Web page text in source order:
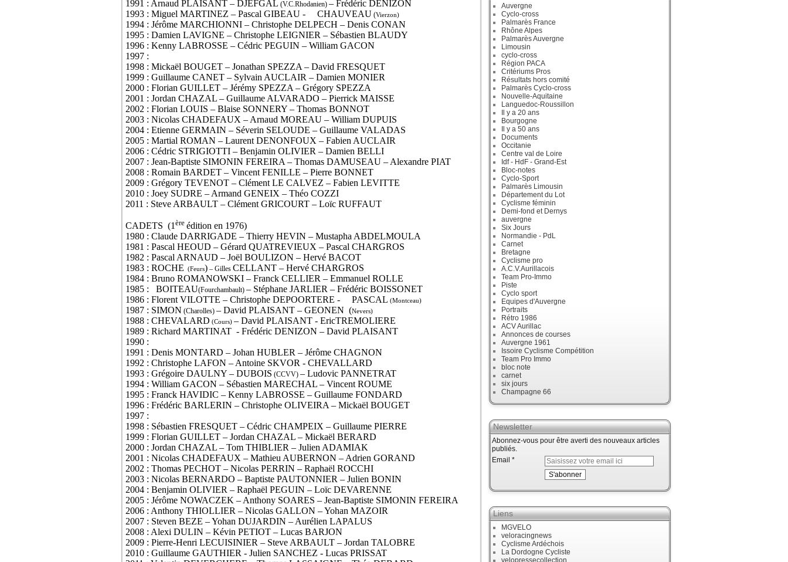
1991 : Arnaud PLAISANT – DJEFGAL (V.C.Rhodanien) – Frédéric DENIZON
1993 : Miguel MARTINEZ – Pascal GIBEAU -
CHAUVEAU (Vierzon)
1994 : Jérôme MARCHIONNI – Christophe DELPECH – Denis CONAN
1995 : Damien LAVIGNE – Christophe LEIGNIER – Sébastien BLAUDY
1996 : Kenny LABROSSE – Cédric PEGUIN – William GACON
1997 :
1998 : Mickaël BOUGET – Jonathan SPEZZA – David FRESQUET
1999 : Guillaume CANET – Sylvain AUCLAIR – Damien MONIER
2000 : Florian GUILLET – Jérémy SPEZZA – Grégory SPEZZA
2001 : Jordan CHAZAL – Guillaume ALVARADO – Pierrick MAISSE
2002 : Florian LOUIS – Blaise SONNERY – Thomas BONNOT
2003 : Nicolas CHADEFAUX – Arnaud MOREAU – William DUPUIS
2004 : Etienne GERMAIN – Séverin SELOUDE – Guillaume VALADAS
2005 : Martial ROMAN – Laurent DENONFOUX – Fabien AUCLAIR
2006 : Cédric STRIGIOTTI – Benjamin OLIVIER – Damien BELLI
2007 : Jean-Baptiste SIMONIN FEREIRA – Thomas DAMUSEAU – Alexandre PIAT
2008 : Romain BARDET – Vincent FENILLE – Pierre BONNET
2009 : Grégory TEVENOT – Clément LE CALVEZ – Fabien LEVITTE
2010 : Joey SUDRE – Armand GENEIX – Théo COZZI
2011 : Steve ARBAULT – Clément GRICOURT – Loïc RUFFAUT
CADETS (1 ère édition en 1976)
1980 : Claude DARRIGADE – Thierry HEVIN – Mustapha ABDELMOULA
1981 : Pascal HEOUD – Gérard QUATREVIEUX – Pascal CHARGROS
1982 : Pascal ARNAUD – Joël BOULIZON – Hervé BACOT
1983 : ROCHE
(Feurs) – Gilles CELLANT – Hervé CHARGROS
1984 : Bruno ROMANOWSKI – Franck CELLIER – Emmanuel ROLLE
1985 :
BOITEAU(Fourchambault) – Stéphane JARLIER – Frédéric BOISSONET
1986 : Florent VILOTTE – Christophe DEPOORTERE -
PASCAL (Montceau)
1987 : SIMON (Charolles) – David PLAISANT – GEONEN (Nevers)
1988 : CHEVALARD (Cours) – David PLAISANT - EricTREMOLIERE
1989 : Richard MARTINAT - Frédéric DENIZON – David PLAISANT
1990 :
1991 : Denis MONTARD – Johan HUBLER – Jérôme CHAGNON
1992 : Christophe LAFON – Antoine SKVOR - CHEVALLARD
1993 : Grégoire DAULNY – DUBOIS (CCVV) – Ludovic PANNETRAT
1994 : William GACON – Sébastien MARECHAL – Vincent ROUME
1995 : Franck HAVIDIC – Kenny LABROSSE – Guillaume FONDARD
1996 : Frédéric BARLERIN – Christophe OLIVEIRA – Mickaël BOUGET
1997 :
1998 : Sébastien FRESQUET – Cédric CHAMPEIX – Guillaume PIERRE
1999 : Florian GUILLET – Jordan CHAZAL – Mickaël BERARD
2000 : Jordan CHAZAL – Tom THIBLIER – Julien ADAMIAK
2001 : Nicolas CHADEFAUX – Mathieu AUBERNON – Adrien GORAND
2002 : Thomas PECHOT – Nicolas PERRIN – Raphaël ROCCHI
2003 : Nicolas BERNARDO – Baptiste PAUTONNIER – Julien BONIN
2004 : Benjamin OLIVIER – Raphaël PEGUIN – Loïc DEVARENNE
2005 : Jérôme NOWACZEK – Anthony SOARES – Jean-Baptiste SIMONIN FEREIRA
2006 : Anthony THIOLLIER – Nicolas GALLON – Yohan MAZOIR
2007 : Steven BEZE – Yohan DUJARDIN – Aurélien LAPALUS
2008 : Alexi DULIN – Kévin PETIOT – Lucas BARJON
2009 : Pierre-Henri LECUISINIER – Steve ARBAULT – Jordan TALOBRE
2010 : Guillaume GAUTHIER - Julien SANCHEZ - Lucas PRISSAT
Auvergne
Cyclo-cross
Palmarès France
Rhône Alpes
Palmarès Auvergne
Limousin
cyclo-cross
Région PACA
Critériums Pros
Résultats hors comité
Palmarès Cyclo-cross
Nouvelle-Aquitaine
Languedoc-Roussillon
Il y a 20 ans
Bourgogne
Il y a 50 ans
Documents
Occitanie
Centre val de Loire
Idf - HdF - Grand-Est
Bloc-notes
Cyclo-Sport
Palmarès Limousin
Département du Lot
Cyclisme féminin
Demi-fond et Dernys
auvergne
Six Jours
Normandie - PdL
Carnet
Bretagne
Cyclisme pro
A.C.V.Aurillacois
Team Pro-Immo
Piste
Cyclo sport
Equipes d'Auvergne
Portraits
Rétro 1986
ACV Aurillac
Annonces de courses
Auvergne 1961
Issoire Cyclisme Compétition
Team Pro Immo
bloc note
carnet
six jours
Champagne 66
Newsletter
Abonnez-vous pour être averti des nouveaux articles
publiés.
Email
Liens
MGVELO
veloracingnews
Cyclisme Ardéchois
La Dordogne Cycliste
velopressecollection